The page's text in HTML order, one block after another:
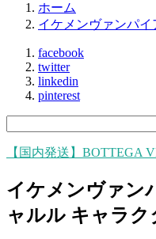
ホーム
イケメンヴァンパ
facebook
twitter
linkedin
pinterest
【国内発送】BOTTEGA
イケメンヴァン
ャルル キャラ